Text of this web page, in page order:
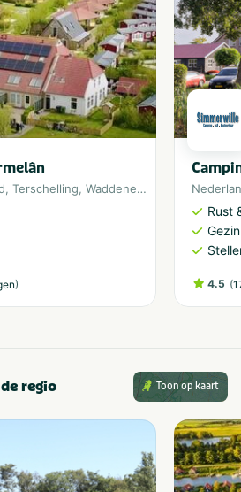
, Terschelling, Waddeneiland
)
Rust
4.5 (
regio Toon op kaart